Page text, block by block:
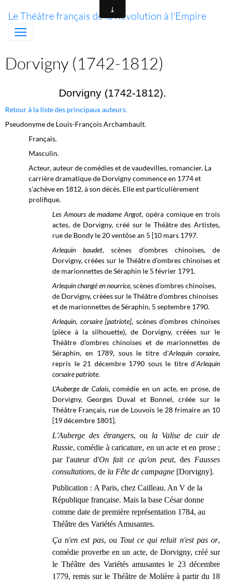
Le Théâtre français de la Révolution à l'Empire
Dorvigny (1742-1812)
Dorvigny (1742-1812).
Retour à la liste des principaux auteurs.
Pseudonyme de Louis-François Archambault.
Français.
Masculin.
Acteur, auteur de comédies et de vaudevilles, romancier. La
carrière dramatique de Dorvigny commence en 1774 et
s'achève en 1812, à son décès. Elle est particulièrement
prolifique.
Les Amours de madame Angot, opéra comique en trois
actes, de Dorvigny, créé sur le Théâtre des Artistes,
rue de Bondy le 20 ventôse an 5 [10 mars 1797.
Arlequin baudet, scènes d’ombres chinoises, de
Dorvigny, créées sur le Théâtre d’ombres chinoises et
de marionnettes de Séraphin le 5 février 1791.
Arlequin changé en nourrice, scènes d’ombres chinoises,
de Dorvigny, créées sur le Théâtre d’ombres chinoises
et de marionnettes de Séraphin, 5 septembre 1790.
Arlequin, corsaire [patriote], scènes d’ombres chinoises
(pièce à la silhouette), de Dorvigny, créées sur le
Théâtre d’ombres chinoises et de marionnettes de
Séraphin, en 1789, sous le titre d'Arlequin corsaire,
repris le 21 décembre 1790 sous le titre d'Arlequin
corsaire patriote.
L'Auberge de Calais, comédie en un acte, en prose, de
Dorvigny, Georges Duval et Bonnel, créée sur le
Théâtre Français, rue de Louvois le 28 frimaire an 10
[19 décembre 1801].
L'Auberge des étrangers, ou la Valise de cuir de
Russie, comédie à caricature, en un acte et en prose ;
par l'auteur d'On fait ce qu'on peut, des Fausses
consultations, de la Fête de campagne [Dorvigny].
Publication : A Paris, chez Cailleau. An V de la
République franc̜aise. Mais la base César donne
comme date de première représentation 1784, au
Théâtre des Variétés Amusantes.
Ça n'en est pas, ou Tout ce qui reluit n'est pas or,
comédie proverbe en un acte, de Dorvigny, créé sur
le Théâtre des Variétés amusantes le 23 décembre
1779, remis sur le Théâtre de Molière à partir du 18